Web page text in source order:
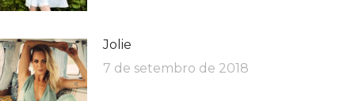
Jolie
7 de setembro de 2018